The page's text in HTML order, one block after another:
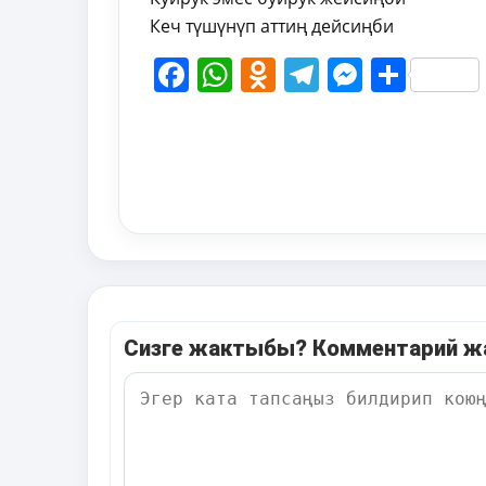
Кеч түшүнүп аттиң дейсиңби
Facebook
WhatsApp
Telegram
Share
Сизге жактыбы? Комментарий